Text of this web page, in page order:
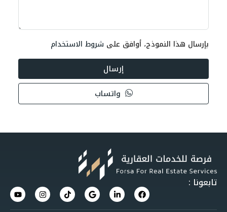
بإرسال هذا النموذج، أوافق علىشروط الاستخدام
إرسال
واتساب
تابعونا :